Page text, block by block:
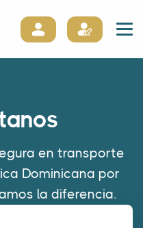
en transporte
Dominicana por
la diferencia.